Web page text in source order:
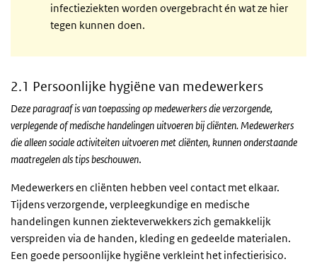
infectieziekten worden overgebracht én wat ze hier
tegen kunnen doen.
2.1 Persoonlijke hygiëne van medewerkers
Deze paragraaf is van toepassing op medewerkers die verzorgende,
verplegende of medische handelingen uitvoeren bij cliënten. Medewerkers
die alleen sociale activiteiten uitvoeren met cliënten, kunnen onderstaande
maatregelen als tips beschouwen.
Medewerkers en cliënten hebben veel contact met elkaar.
Tijdens verzorgende, verpleegkundige en medische
handelingen kunnen ziekteverwekkers zich gemakkelijk
verspreiden via de handen, kleding en gedeelde materialen.
Een goede persoonlijke hygiëne verkleint het infectierisico.